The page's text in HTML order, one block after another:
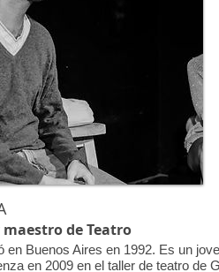
de Teatro
en Buenos Aires en 1992. Es un
en 2009 en el taller de teatro de